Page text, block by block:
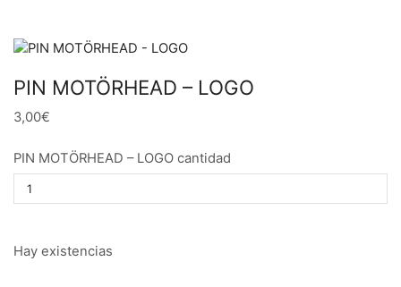
PIN MOTÖRHEAD – LOGO
3,00€
PIN MOTÖRHEAD – LOGO cantidad
Hay existencias